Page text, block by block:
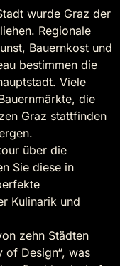
wurde Graz der
Regionale
Bauernkost und
bestimmen die
Viele
die
Graz stattfinden
über die
Sie diese in
Kulinarik und
zehn Städten
of Design“, was